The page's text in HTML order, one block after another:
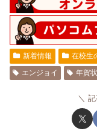
新着情報 在校生
エンジョイ
年賀状